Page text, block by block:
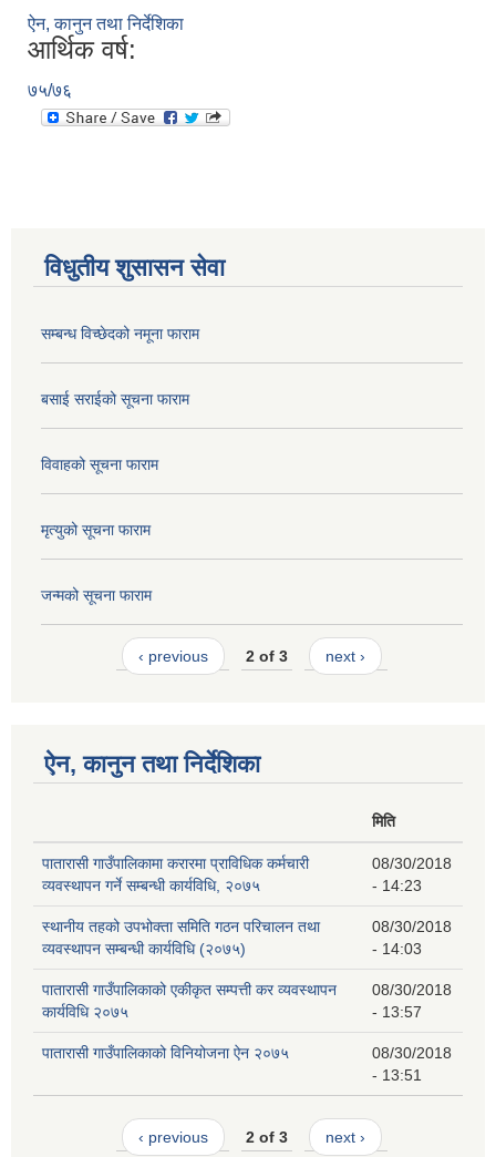
ऐन, कानुन तथा निर्देशिका
आर्थिक वर्ष:
७५/७६
विधुतीय शुसासन सेवा
सम्बन्ध विच्छेदको नमूना फाराम
बसाई सराईको सूचना फाराम
विवाहको सूचना फाराम
मृत्युको सूचना फाराम
जन्मको सूचना फाराम
‹ previous 2 of 3 next ›
ऐन, कानुन तथा निर्देशिका
मिति
पातारासी गाउँपालिकामा करारमा प्राविधिक कर्मचारी
व्यवस्थापन गर्ने सम्बन्धी कार्यविधि, २०७५
08/30/2018
- 14:23
स्थानीय तहको उपभोक्ता समिति गठन परिचालन तथा
व्यवस्थापन सम्बन्धी कार्यविधि (२०७५)
08/30/2018
- 14:03
पातारासी गाउँपालिकाको एकीकृत सम्पत्ती कर व्यवस्थापन
कार्यविधि २०७५
08/30/2018
- 13:57
पातारासी गाउँपालिकाको विनियोजना ऐन २०७५
08/30/2018
- 13:51
‹ previous 2 of 3 next ›